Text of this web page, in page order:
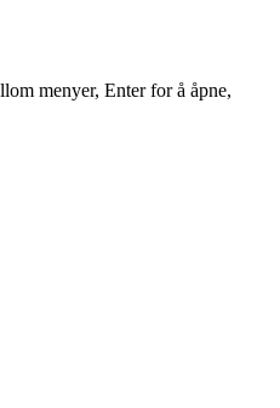
menyer, Enter for å åpne,